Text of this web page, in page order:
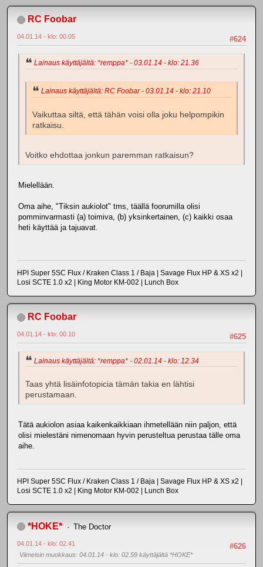
RC Foobar
#624
04.01.14 - klo: 00.05
Lainaus käyttäjältä: *remppa* - 03.01.14 - klo: 21.36
Lainaus käyttäjältä: RC Foobar - 03.01.14 - klo: 21.10
Vaikuttaa siltä, että tähän voisi olla joku helpompikin
ratkaisu.
Voitko ehdottaa jonkun paremman ratkaisun?
Mielellään.
Oma aihe, "Tiksin aukiolot" tms, täällä foorumilla olisi
pomminvarmasti (a) toimiva, (b) yksinkertainen, (c) kaikki osaa
heti käyttää ja tajuavat.
HPI Super 5SC Flux / Kraken Class 1 / Baja | Savage Flux HP & XS x2 |
Losi SCTE 1.0 x2 | King Motor KM-002 | Lunch Box
RC Foobar
#625
04.01.14 - klo: 00.10
Lainaus käyttäjältä: *remppa* - 02.01.14 - klo: 12.34
Taas yhtä lisäinfotopicia tämän takia en lähtisi
perustamaan.
Tätä aukiolon asiaa kaikenkaikkiaan ihmetellään niin paljon, että
olisi mielestäni nimenomaan hyvin perusteltua perustaa tälle oma
aihe.
HPI Super 5SC Flux / Kraken Class 1 / Baja | Savage Flux HP & XS x2 |
Losi SCTE 1.0 x2 | King Motor KM-002 | Lunch Box
*HOKE* The Doctor
#626
04.01.14 - klo: 02.41
Viimeisin muokkaus: 04.01.14 - klo: 02.59 käyttäjältä *HOKE*